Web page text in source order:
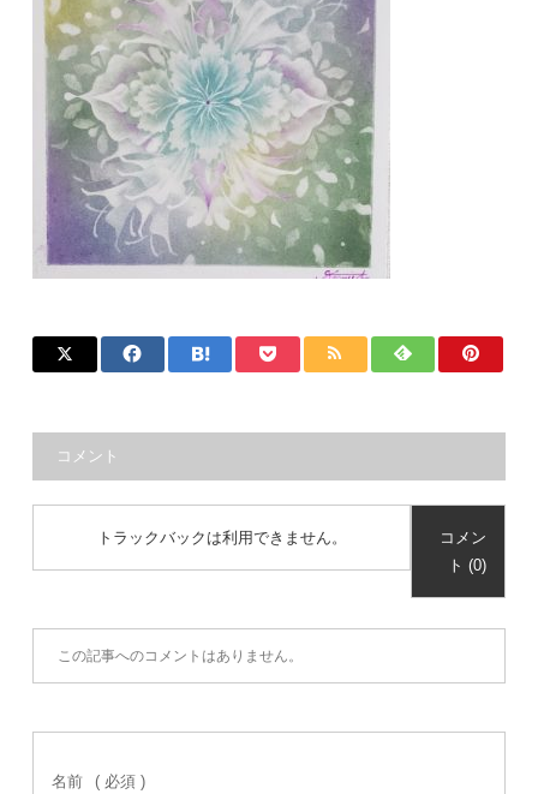
コメント
トラックバックは利用できません。
コメン
ト (0)
この記事へのコメントはありません。
名前 ( 必須 )